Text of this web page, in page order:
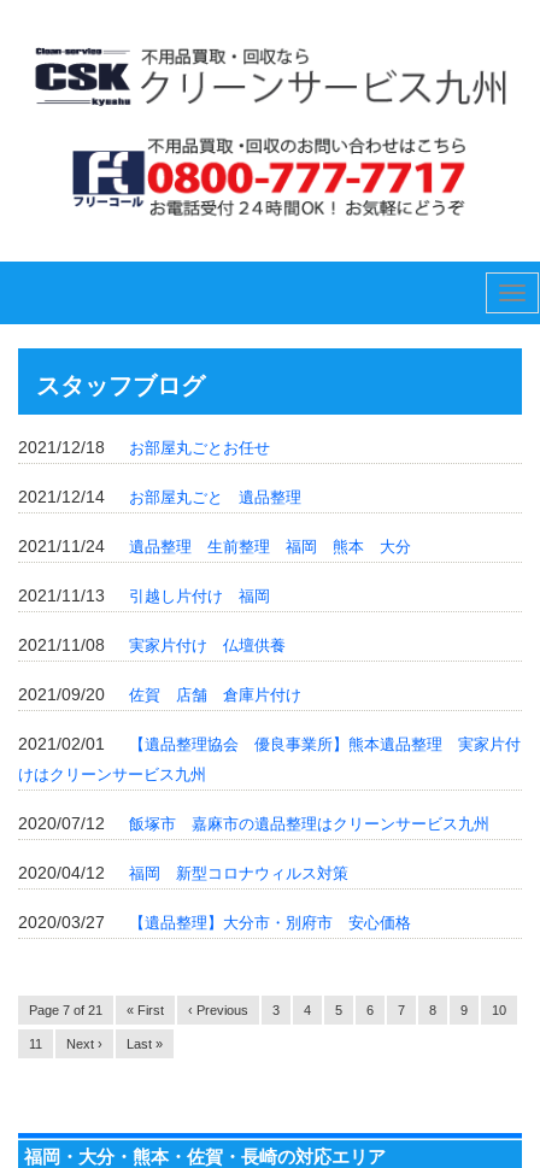
スタッフブログ
2021/12/18 お部屋丸ごとお任せ
2021/12/14 お部屋丸ごと 遺品整理
2021/11/24 遺品整理 生前整理 福岡 熊本 大分
2021/11/13 引越し片付け 福岡
2021/11/08 実家片付け 仏壇供養
2021/09/20 佐賀 店舗 倉庫片付け
2021/02/01
【遺品整理協会 優良事業所】熊本遺品整理 実家片付
けはクリーンサービス九州
2020/07/12 飯塚市 嘉麻市の遺品整理はクリーンサービス九州
2020/04/12 福岡 新型コロナウィルス対策
2020/03/27 【遺品整理】大分市・別府市 安心価格
Page 7 of 21 « First ‹ Previous 3 4 5 6 7 8 9 10
11 Next › Last »
福岡・大分・熊本・佐賀・長崎の対応エリア